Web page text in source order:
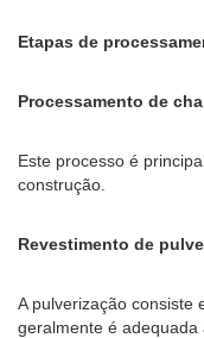
Etapas de
Processamento de
Este processo é
construção.
Revestimento de
A pulverização consiste
geralmente é adequada